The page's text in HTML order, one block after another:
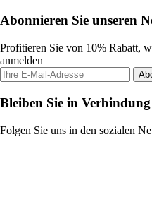
Abonnieren Sie unseren
Profitieren Sie von 10% Rabatt,
anmelden
Bleiben Sie in Verbindung
Folgen Sie uns in den sozialen